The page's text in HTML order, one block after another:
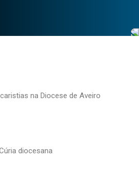
na Diocese de Aveiro
diocesana